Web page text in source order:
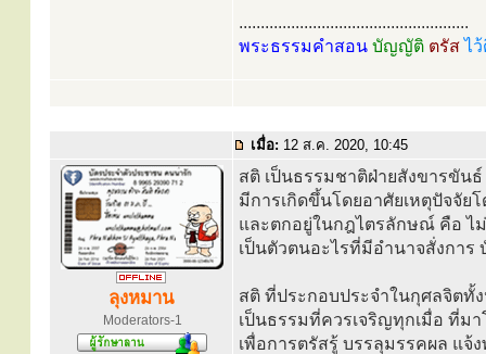
.....................................................
พระธรรมคำสอน บัญญัติ ตรัสไ
เมื่อ: 12 ส.ค. 2020, 10:45
ลุงหมาน
Moderators-1
สติ เป็นธรรมชาติฝ่ายสังขารขัน
มีการเกิดขึ้นโดยอาศัยเหตุปัจจัย
และตกอยู่ในกฎไตรลักษณ์ คือ ไ
เป็นตัวตนอะไรที่มีอำนาจสั่งการ
สติ ที่ประกอบประจำในกุศลจิตทั้
เป็นธรรมที่ควรเจริญทุกเมื่อ ที่ม
เพื่อการตรัสรู้ บรรลุมรรคผล แ